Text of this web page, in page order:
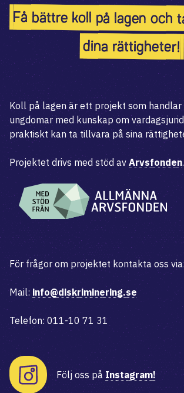
Få bättre koll på lagen och
dina rättigheter!
Koll på lagen är ett projekt som
ungdomar med kunskap om
praktiskt kan ta tillvara på sina
Projektet drivs med stöd av Arvsfonden.
För frågor om projektet kontakta oss
Mail: info@diskriminering.se
Telefon: 011-10 71 31
Följ oss på Instagram!